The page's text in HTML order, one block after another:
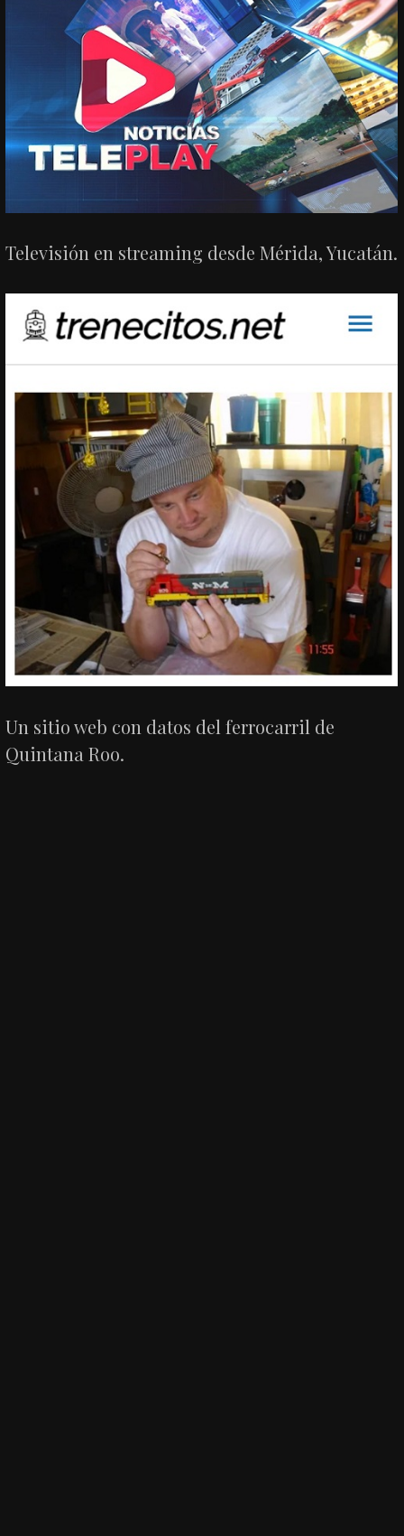
Televisión en streaming desde Mérida, Yucatán.
Un sitio web con datos del ferrocarril de
Quintana Roo.